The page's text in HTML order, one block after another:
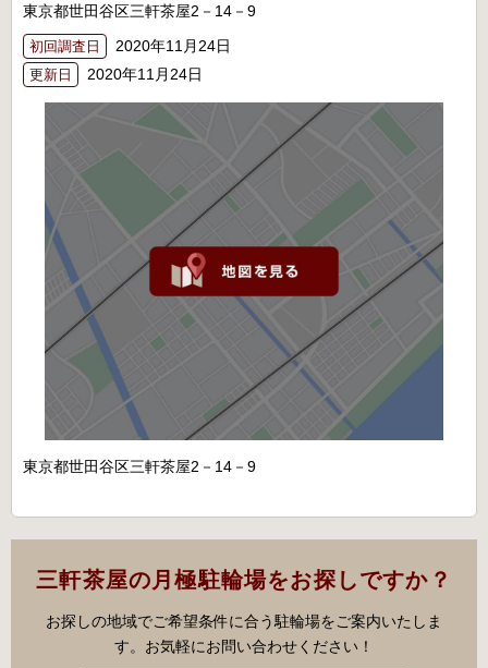
東京都世田谷区三軒茶屋2－14－9
初回調査日 2020年11月24日
更新日 2020年11月24日
東京都世田谷区三軒茶屋2－14－9
三軒茶屋の月極駐輪場をお探しですか？
お探しの地域でご希望条件に合う駐輪場をご案内いたしま
す。お気軽にお問い合わせください！